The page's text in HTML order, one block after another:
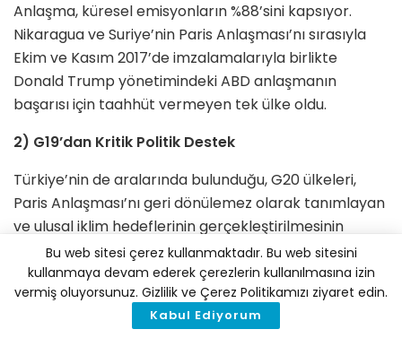
Anlaşma, küresel emisyonların %88’sini kapsıyor.
Nikaragua ve Suriye’nin Paris Anlaşması’nı sırasıyla
Ekim ve Kasım 2017’de imzalamalarıyla birlikte
Donald Trump yönetimindeki ABD anlaşmanın
başarısı için taahhüt vermeyen tek ülke oldu.
2) G19’dan Kritik Politik Destek
Türkiye’nin de aralarında bulunduğu, G20 ülkeleri,
Paris Anlaşması’nı geri dönülemez olarak tanımlayan
ve ulusal iklim hedeflerinin gerçekleştirilmesinin
öneminin altını çizen bir açıklamayı desteklediler.
G19 taahhüdü –“Diğer G20 üyelerinin liderleri Paris
Anlaşması’nın geri dönülemez olduğu konusunda
Bu web sitesi çerez kullanmaktadır. Bu web sitesini
kullanmaya devam ederek çerezlerin kullanılmasına izin
vermiş oluyorsunuz. Gizlilik ve Çerez Politikamızı ziyaret edin.
Kabul Ediyorum